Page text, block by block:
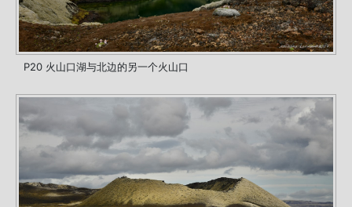
P20 火山口湖与北边的另一个火山口